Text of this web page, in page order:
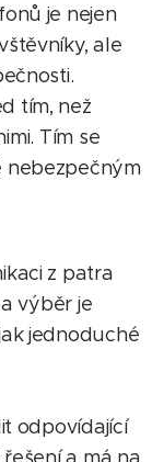
je nejen
ale
tím, než
Tím se
nebezpečným
z patra
výběr je
jednoduché
odpovídající
a má na